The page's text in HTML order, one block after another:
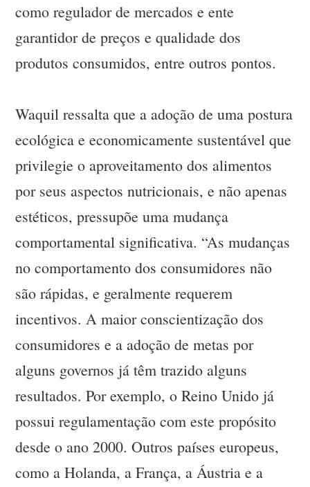
como regulador de mercados e ente
garantidor de preços e qualidade dos
produtos consumidos, entre outros pontos.
Waquil ressalta que a adoção de uma postura
ecológica e economicamente sustentável que
privilegie o aproveitamento dos alimentos
por seus aspectos nutricionais, e não apenas
estéticos, pressupõe uma mudança
comportamental significativa. “As mudanças
no comportamento dos consumidores não
são rápidas, e geralmente requerem
incentivos. A maior conscientização dos
consumidores e a adoção de metas por
alguns governos já têm trazido alguns
resultados. Por exemplo, o Reino Unido já
possui regulamentação com este propósito
desde o ano 2000. Outros países europeus,
como a Holanda, a França, a Áustria e a